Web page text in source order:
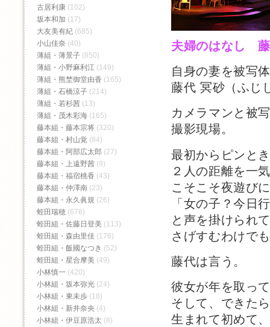
夫婦のはなし
自身の妻を被写
藤代 冥砂（ふじ
カメラマンと被
撮影現場。
最初からピンと
２人の距離を一
こそこそ夜遊び
「女の子？今日
と声を掛けられ
さげすむわけで
藤代は言う。
彼女が年を取っ
そして、できた
生まれて初めて
古居利康 (102)
坂本和加 (17)
大友美有紀 (685)
小山佳奈 (40)
薄組・薄景子 (850)
薄組・小野麻利江 (149)
薄組・熊埜御堂由香 (165)
薄組・石橋涼子 (214)
薄組・若杉茜 (13)
薄組・茂木彩海 (165)
藤本組・藤本宗将 (320)
藤本組・村山覚 (84)
藤本組・阿部広太郎 (27)
藤本組・上遠野茜 (9)
藤本組・福宿桃香‬ (43)
藤本組・仲澤南 (23)
藤本組・永久眞規 (26)
蛭田瑞穂 (676)
蛭田組・佐藤日登美 (113)
蛭田組・森由里佳 (176)
蛭田組・飯國なつき (52)
蛭田組・星合摩美 (49)
小林慎一 (420)
小林組・坂本弥光 (24)
小林組・東未歩 (18)
小林組・新井奈央 (4)
小林組・伊豆原浩太 (8)